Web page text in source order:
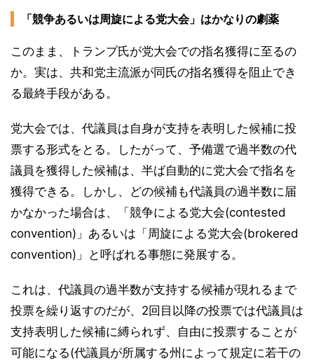
「競争あるいは周旋による党大会」はかなりの劇薬
このまま、トランプ氏が党大会での指名獲得に至るの
か。実は、共和党主流派が同氏の指名獲得を阻止でき
る最終手段がある。
党大会では、代議員は自身が支持を表明した候補に投
票する形式をとる。したがって、予備選で過半数の代
議員を獲得した候補は、半ば自動的に党大会で指名を
獲得できる。しかし、どの候補も代議員の過半数に届
かなかった場合は、「競争による党大会(contested
convention)」あるいは「周旋による党大会(brokered
convention)」と呼ばれる事態に発展する。
これは、代議員の過半数が支持する候補が現れるまで
投票を繰り返すのだが、2回目以降の投票では代議員は
支持表明した候補に縛られず、自由に投票することが
可能になる(代議員が所属する州によって規定に若干の